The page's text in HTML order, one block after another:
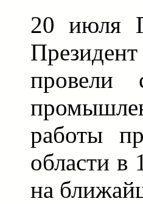
20 июля
провели
работы
области в
на